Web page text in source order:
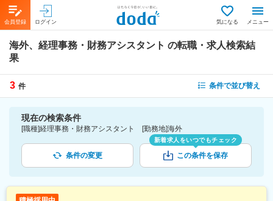
会員登録 ログイン 気になる メニュー
海外、経理事務・財務アシスタント の転職・求人検索結
果
3 件 条件で並び替え
現在の検索条件
[職種]経理事務・財務アシスタント [勤務地]海外
条件の変更
新着求人をいつでもチェック
この条件を保存